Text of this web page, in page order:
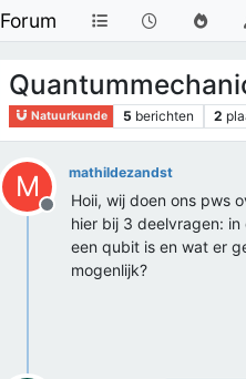
Forum
Natuurkunde 5 berichten 2
M
Offline
mathildezandst
Hoii, wij doen ons pws
hier bij 3 deelvragen:
een qubit is en wat er
mogenlijk?